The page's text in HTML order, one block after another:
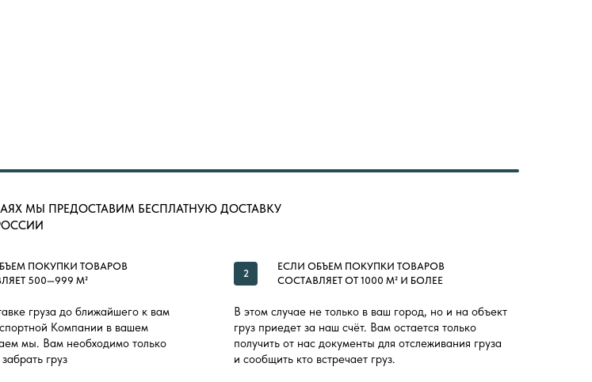
В этом случае не только в ваш город, но и на объект
груз приедет за наш счёт. Вам остается только
получить от нас документы для отслеживания груза
и сообщить кто встречает груз.
груза до ближайшего к вам
Компании в вашем
мы. Вам необходимо только
груз
2
МЫ ПРЕДОСТАВИМ БЕСПЛАТНУЮ ДОСТАВКУ
ПОКУПКИ ТОВАРОВ
500—999 М²
ЕСЛИ ОБЪЕМ ПОКУПКИ ТОВАРОВ
СОСТАВЛЯЕТ ОТ 1000 М² И БОЛЕЕ